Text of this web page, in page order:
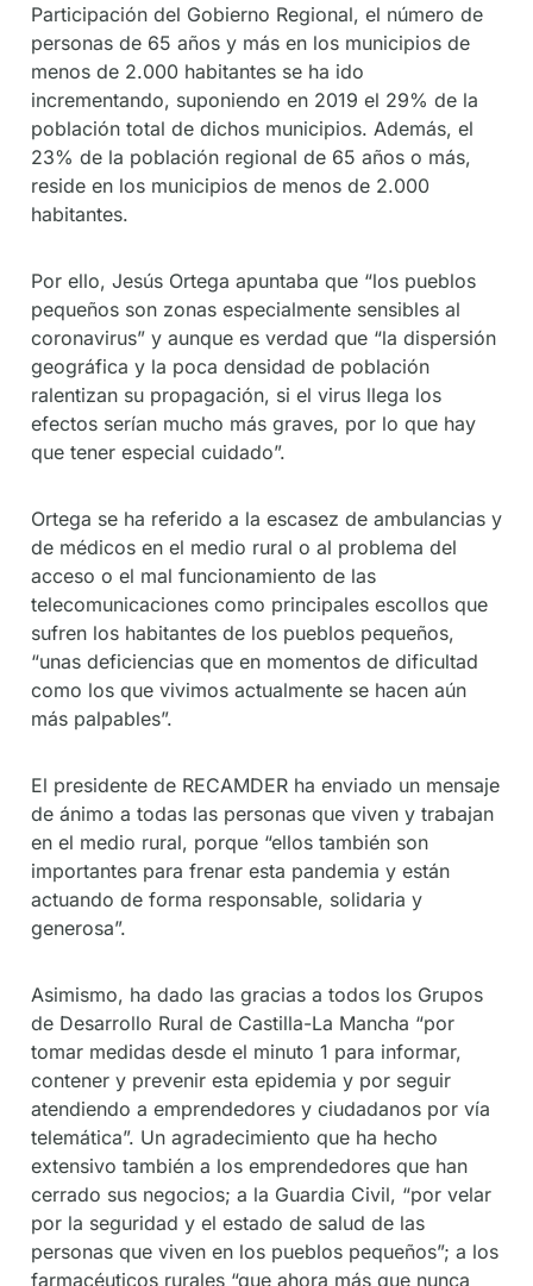
Participación del Gobierno Regional, el número de
personas de 65 años y más en los municipios de
menos de 2.000 habitantes se ha ido
incrementando, suponiendo en 2019 el 29% de la
población total de dichos municipios. Además, el
23% de la población regional de 65 años o más,
reside en los municipios de menos de 2.000
habitantes.
Por ello, Jesús Ortega apuntaba que “los pueblos
pequeños son zonas especialmente sensibles al
coronavirus” y aunque es verdad que “la dispersión
geográfica y la poca densidad de población
ralentizan su propagación, si el virus llega los
efectos serían mucho más graves, por lo que hay
que tener especial cuidado”.
Ortega se ha referido a la escasez de ambulancias y
de médicos en el medio rural o al problema del
acceso o el mal funcionamiento de las
telecomunicaciones como principales escollos que
sufren los habitantes de los pueblos pequeños,
“unas deficiencias que en momentos de dificultad
como los que vivimos actualmente se hacen aún
más palpables”.
El presidente de RECAMDER ha enviado un mensaje
de ánimo a todas las personas que viven y trabajan
en el medio rural, porque “ellos también son
importantes para frenar esta pandemia y están
actuando de forma responsable, solidaria y
generosa”.
Asimismo, ha dado las gracias a todos los Grupos
de Desarrollo Rural de Castilla-La Mancha “por
tomar medidas desde el minuto 1 para informar,
contener y prevenir esta epidemia y por seguir
atendiendo a emprendedores y ciudadanos por vía
telemática”. Un agradecimiento que ha hecho
extensivo también a los emprendedores que han
cerrado sus negocios; a la Guardia Civil, “por velar
por la seguridad y el estado de salud de las
personas que viven en los pueblos pequeños”; a los
farmacéuticos rurales “que ahora más que nunca